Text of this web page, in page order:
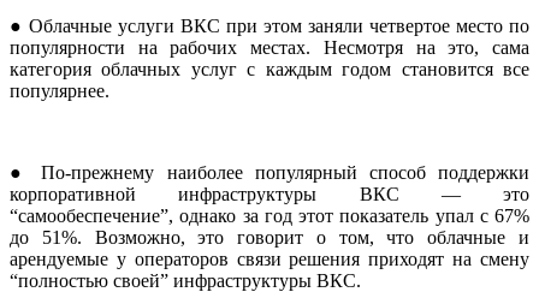
● Облачные услуги ВКС при этом заняли четвертое место по
популярности на рабочих местах. Несмотря на это, сама
категория облачных услуг с каждым годом становится все
популярнее.
● По-прежнему наиболее популярный способ поддержки
корпоративной инфраструктуры ВКС — это
“самообеспечение”, однако за год этот показатель упал с 67%
до 51%. Возможно, это говорит о том, что облачные и
арендуемые у операторов связи решения приходят на смену
“полностью своей” инфраструктуры ВКС.